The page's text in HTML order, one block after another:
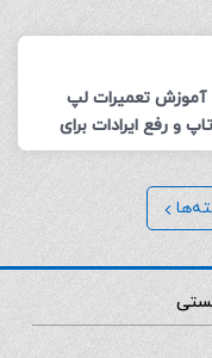
آموزش تعمیرات لپ
تاپ و رفع ایرادات برای
شروع تعمیرکار شدن